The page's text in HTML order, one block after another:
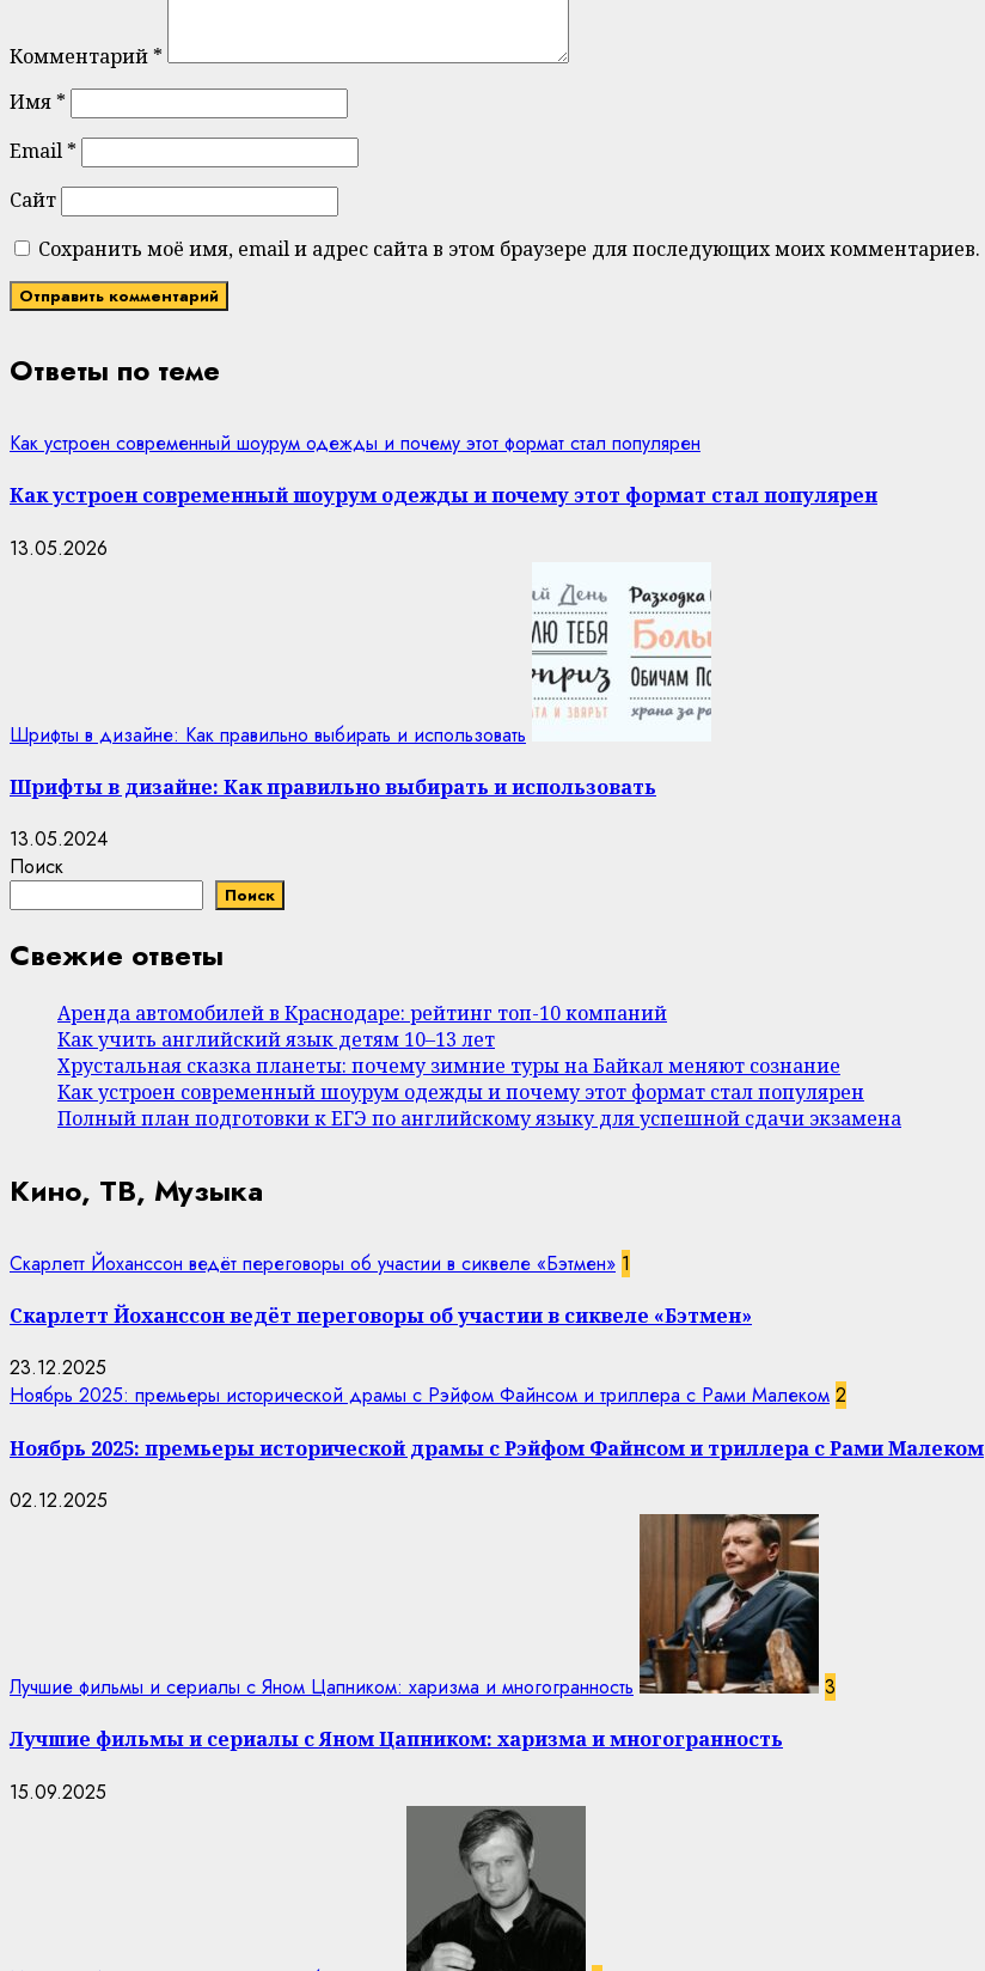
Комментарий *
Имя *
Email *
Сайт
Сохранить моё имя, email и адрес сайта в этом браузере для последующих моих комментариев.
Ответы по теме
Как устроен современный шоурум одежды и почему этот формат стал популярен
Как устроен современный шоурум одежды и почему этот формат стал популярен
13.05.2026
Шрифты в дизайне: Как правильно выбирать и использовать
Шрифты в дизайне: Как правильно выбирать и использовать
13.05.2024
Поиск
Поиск
Свежие ответы
Аренда автомобилей в Краснодаре: рейтинг топ-10 компаний
Как учить английский язык детям 10–13 лет
Хрустальная сказка планеты: почему зимние туры на Байкал меняют сознание
Как устроен современный шоурум одежды и почему этот формат стал популярен
Полный план подготовки к ЕГЭ по английскому языку для успешной сдачи экзамена
Кино, ТВ, Музыка
Скарлетт Йоханссон ведёт переговоры об участии в сиквеле «Бэтмен» 1
Скарлетт Йоханссон ведёт переговоры об участии в сиквеле «Бэтмен»
23.12.2025
Ноябрь 2025: премьеры исторической драмы с Рэйфом Файнсом и триллера с Рами Малеком 2
Ноябрь 2025: премьеры исторической драмы с Рэйфом Файнсом и триллера с Рами Малеком
02.12.2025
Лучшие фильмы и сериалы с Яном Цапником: харизма и многогранность 3
Лучшие фильмы и сериалы с Яном Цапником: харизма и многогранность
15.09.2025